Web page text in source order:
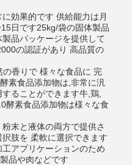
効果的です 供給能力は月
日です25kg/袋の固体製品
品パッケージを提供して
の認証があり 高品質の
の香りで 様々な食品に 完
素食品添加物は,非常に汎
ることができます牛,鶏,
酵素食品添加物は様々な食
末と液体の両方で提供さ
肢を 柔軟に選択できます
アプリケーションのため
品や肉などです